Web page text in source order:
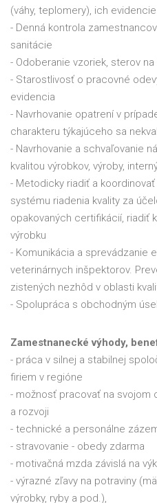
(váhy, teplomery), ich
- Denná kontrola
sanitácie
- Odoberanie vzoriek, sterov
- Starostlivosť o pracovné
evidencia
- Navrhovanie opatrení v
charakteru týkajúceho sa
- Navrhovanie a schvaľovanie
kvalitou výrobkov, výroby,
- Metodicky riadiť a
systému riadenia kvality za
opakovaných certifikácií, riadiť
výrobku
- Komunikácia a sprevádzanie
veterinárnych inšpektorov.
zistených nezhôd v oblasti
- Spolupráca s obchodným
Zamestnanecké výhody,
- práca v silnej a stabilnej
firiem v regióne
- možnosť pracovať na svojom
a rozvoji
- technické a personálne
- stravovanie - obedy zdarma
- motivačná mzda závislá na
- výrazné zľavy na potraviny
výrobky, ryby a pod.),